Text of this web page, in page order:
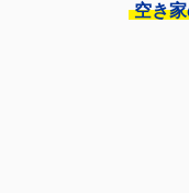
空き